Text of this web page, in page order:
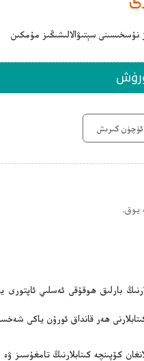
نۇسخىسىنى سېتىۋالالىشىڭىز مۇمكىن
كىرىش
يوق.
بارلىق ھوقۇقى ئەسلىي
ھەر قانداق ئورۇن ياكى
كۆپىنچە كىتابلارنىڭ